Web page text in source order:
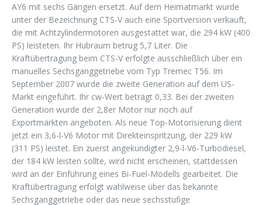
AY6 mit sechs Gängen ersetzt. Auf dem Heimatmarkt wurde
unter der Bezeichnung CTS-V auch eine Sportversion verkauft,
die mit Achtzylindermotoren ausgestattet war, die 294 kW (400
PS) leisteten. Ihr Hubraum betrug 5,7 Liter. Die
Kraftübertragung beim CTS-V erfolgte ausschließlich über ein
manuelles Sechsganggetriebe vom Typ Tremec T56. Im
September 2007 wurde die zweite Generation auf dem US-
Markt eingeführt. Ihr cw-Wert beträgt 0,33. Bei der zweiten
Generation wurde der 2,8er Motor nur noch auf
Exportmärkten angeboten. Als neue Top-Motorisierung dient
jetzt ein 3,6-l-V6 Motor mit Direkteinspritzung, der 229 kW
(311 PS) leistet. Ein zuerst angekündigter 2,9-l-V6-Turbodiesel,
der 184 kW leisten sollte, wird nicht erscheinen, stattdessen
wird an der Einführung eines Bi-Fuel-Modells gearbeitet. Die
Kraftübertragung erfolgt wahlweise über das bekannte
Sechsganggetriebe oder das neue sechsstufige